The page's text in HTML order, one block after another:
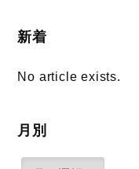
新着
No article exists.
月別